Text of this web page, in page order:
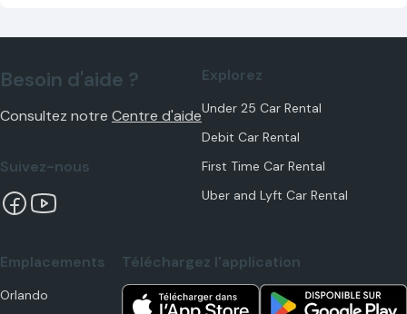
Besoin d'aide ?
Consultez notre Centre d'aide
Suivez-nous
Explorez
Under 25 Car Rental
Debit Car Rental
First Time Car Rental
Uber and Lyft Car Rental
Emplacements
Orlando
Téléchargez l'application